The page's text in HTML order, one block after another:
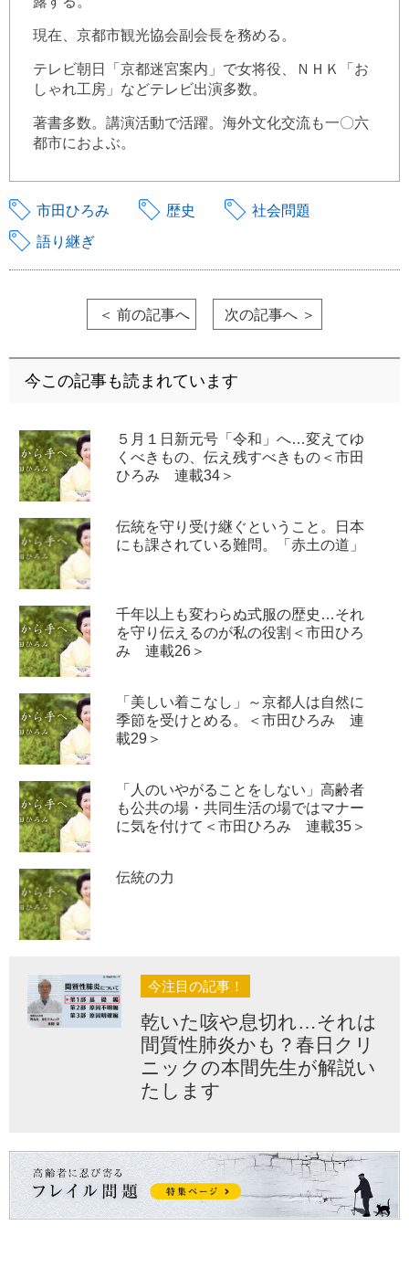
現在、京都市観光協会副会長を務める。
テレビ朝日「京都迷宮案内」で女将役、ＮＨＫ「お
しゃれ工房」などテレビ出演多数。
著書多数。講演活動で活躍。海外文化交流も一〇六
都市におよぶ。
市田ひろみ 歴史
社会問題
語り継ぎ
＜ 前の記事へ 次の記事へ ＞
今この記事も読まれています
５月１日新元号「令和」へ…変えてゆ
くべきもの、伝え残すべきもの＜市田
ひろみ 連載34＞
伝統を守り受け継ぐということ。日本
にも課されている難問。「赤土の道」
千年以上も変わらぬ式服の歴史…それ
を守り伝えるのが私の役割＜市田ひろ
み 連載26＞
「美しい着こなし」～京都人は自然に
季節を受けとめる。＜市田ひろみ 連
載29＞
「人のいやがることをしない」高齢者
も公共の場・共同生活の場ではマナー
に気を付けて＜市田ひろみ 連載35＞
伝統の力
今注目の記事！
乾いた咳や息切れ…それは
間質性肺炎かも？春日クリ
ニックの本間先生が解説い
たします